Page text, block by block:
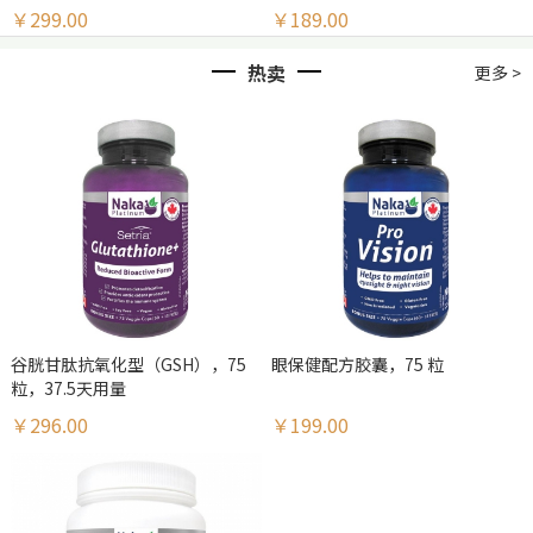
￥299.00
￥189.00
热卖
更多 >
谷胱甘肽抗氧化型（GSH），75
粒，37.5天用量
￥296.00
眼保健配方胶囊，75 粒
￥199.00